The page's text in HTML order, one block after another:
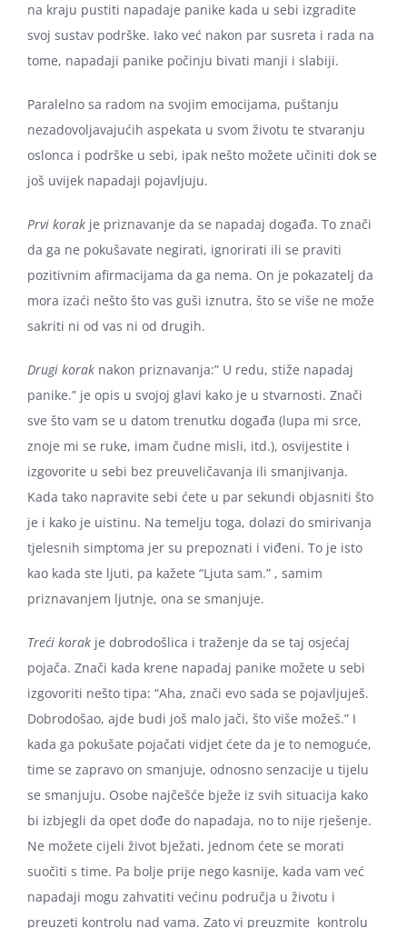
na kraju pustiti napadaje panike kada u sebi izgradite
svoj sustav podrške. Iako već nakon par susreta i rada na
tome, napadaji panike počinju bivati manji i slabiji.
Paralelno sa radom na svojim emocijama, puštanju
nezadovoljavajućih aspekata u svom životu te stvaranju
oslonca i podrške u sebi, ipak nešto možete učiniti dok se
još uvijek napadaji pojavljuju.
Prvi korak je priznavanje da se napadaj događa. To znači
da ga ne pokušavate negirati, ignorirati ili se praviti
pozitivnim afirmacijama da ga nema. On je pokazatelj da
mora izaći nešto što vas guši iznutra, što se više ne može
sakriti ni od vas ni od drugih.
Drugi korak nakon priznavanja:” U redu, stiže napadaj
panike.” je opis u svojoj glavi kako je u stvarnosti. Znači
sve što vam se u datom trenutku događa (lupa mi srce,
znoje mi se ruke, imam čudne misli, itd.), osvijestite i
izgovorite u sebi bez preuveličavanja ili smanjivanja.
Kada tako napravite sebi ćete u par sekundi objasniti što
je i kako je uistinu. Na temelju toga, dolazi do smirivanja
tjelesnih simptoma jer su prepoznati i viđeni. To je isto
kao kada ste ljuti, pa kažete “Ljuta sam.” , samim
priznavanjem ljutnje, ona se smanjuje.
Treći korak je dobrodošlica i traženje da se taj osjećaj
pojača. Znači kada krene napadaj panike možete u sebi
izgovoriti nešto tipa: “Aha, znači evo sada se pojavljuješ.
Dobrodošao, ajde budi još malo jači, što više možeš.” I
kada ga pokušate pojačati vidjet ćete da je to nemoguće,
time se zapravo on smanjuje, odnosno senzacije u tijelu
se smanjuju. Osobe najčešće bježe iz svih situacija kako
bi izbjegli da opet dođe do napadaja, no to nije rješenje.
Ne možete cijeli život bježati, jednom ćete se morati
suočiti s time. Pa bolje prije nego kasnije, kada vam već
napadaji mogu zahvatiti većinu područja u životu i
preuzeti kontrolu nad vama. Zato vi preuzmite kontrolu